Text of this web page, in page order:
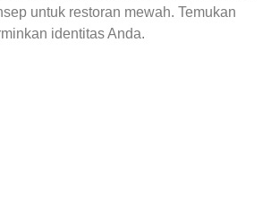
untuk restoran mewah. Temukan
identitas Anda.